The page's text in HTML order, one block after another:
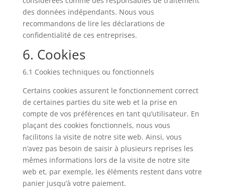
des données indépendants. Nous vous
recommandons de lire les déclarations de
confidentialité de ces entreprises.
6. Cookies
6.1 Cookies techniques ou fonctionnels
Certains cookies assurent le fonctionnement correct
de certaines parties du site web et la prise en
compte de vos préférences en tant qu’utilisateur. En
plaçant des cookies fonctionnels, nous vous
facilitons la visite de notre site web. Ainsi, vous
n’avez pas besoin de saisir à plusieurs reprises les
mêmes informations lors de la visite de notre site
web et, par exemple, les éléments restent dans votre
panier jusqu’à votre paiement.